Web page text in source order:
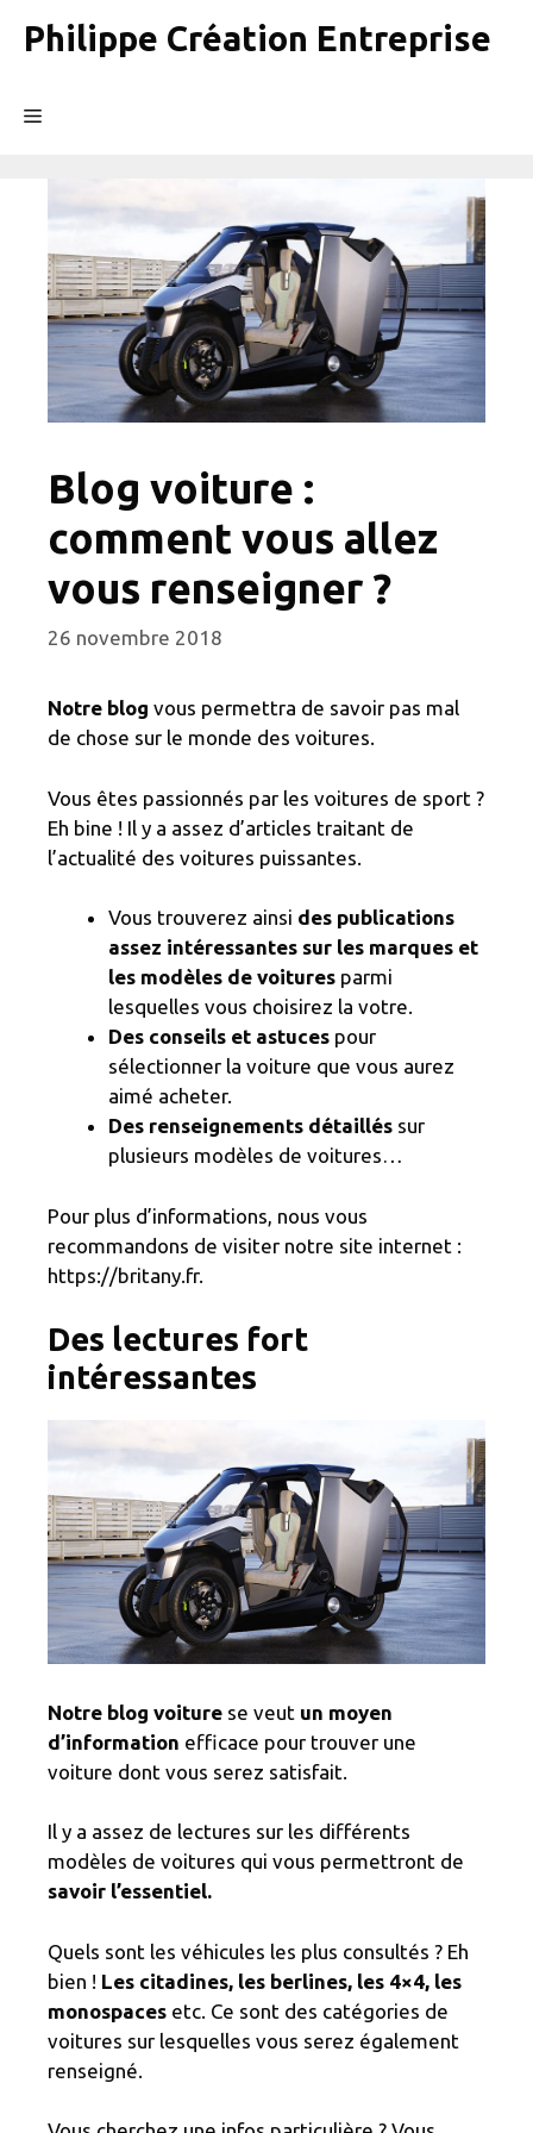
Philippe Création Entreprise
Menu
Blog voiture :
comment vous allez
vous renseigner ?
26 novembre 2018
Notre blog vous permettra de savoir pas mal
de chose sur le monde des voitures.
Vous êtes passionnés par les voitures de sport ?
Eh bine ! Il y a assez d’articles traitant de
l’actualité des voitures puissantes.
Vous trouverez ainsi des publications
assez intéressantes sur les marques et
les modèles de voitures parmi
lesquelles vous choisirez la votre.
Des conseils et astuces pour
sélectionner la voiture que vous aurez
aimé acheter.
Des renseignements détaillés sur
plusieurs modèles de voitures…
Pour plus d’informations, nous vous
recommandons de visiter notre site internet :
https://britany.fr.
Des lectures fort
intéressantes
Notre blog voiture se veut un moyen
d’information efficace pour trouver une
voiture dont vous serez satisfait.
Il y a assez de lectures sur les différents
modèles de voitures qui vous permettront de
savoir l’essentiel.
Quels sont les véhicules les plus consultés ? Eh
bien ! Les citadines, les berlines, les 4×4, les
monospaces etc. Ce sont des catégories de
voitures sur lesquelles vous serez également
renseigné.